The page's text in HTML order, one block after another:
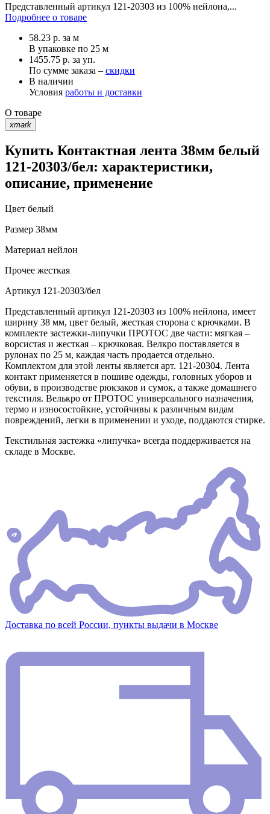
Представленный артикул 121-20303 из 100% нейлона,...
Подробнее о товаре
58.23 р. за м
В упаковке по 25 м
1455.75 р. за уп.
По сумме заказа – скидки
В наличии
Условия работы и доставки
О товаре
xmark
Купить Контактная лента 38мм белый
121-20303/бел: характеристики,
описание, применение
Цвет белый
Размер 38мм
Материал нейлон
Прочее жесткая
Артикул 121-20303/бел
Представленный артикул 121-20303 из 100% нейлона, имеет
ширину 38 мм, цвет белый, жесткая сторона с крючками. В
комплекте застежки-липучки ПРОТОС две части: мягкая –
ворсистая и жесткая – крючковая. Велкро поставляется в
рулонах по 25 м, каждая часть продается отдельно.
Комплектом для этой ленты является арт. 121-20304. Лента
контакт применяется в пошиве одежды, головных уборов и
обуви, в производстве рюкзаков и сумок, а также домашнего
текстиля. Велькро от ПРОТОС универсального назначения,
термо и износостойкие, устойчивы к различным видам
повреждений, легки в применении и уходе, поддаются стирке.
Текстильная застежка «липучка» всегда поддерживается на
складе в Москве.
Доставка по всей России, пункты выдачи в Москве